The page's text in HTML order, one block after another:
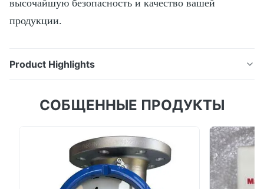
высочайшую безопасность и качество вашей
продукции.
Product Highlights
защищает все ваши продукты и процессы,
гигиеническим и стерильным требованиям. Его
выдающаяся производительность в сочетании с
уникальным гигиеническим дизайном
обеспечивает высочайшую безопасность и
СОБЩЕННЫЕ ПРОДУКТЫ